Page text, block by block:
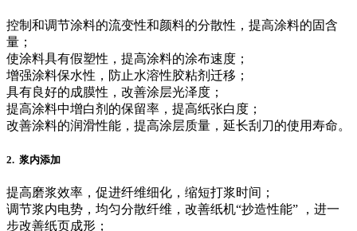
控制和调节涂料的流变性和颜料的分散性，提高涂料的固含
量；
使涂料具有假塑性，提高涂料的涂布速度；
增强涂料保水性，防止水溶性胶粘剂迁移；
具有良好的成膜性，改善涂层光泽度；
提高涂料中增白剂的保留率，提高纸张白度；
改善涂料的润滑性能，提高涂层质量，延长刮刀的使用寿命。
2. 浆内添加
提高磨浆效率，促进纤维细化，缩短打浆时间；
调节浆内电势，均匀分散纤维，改善纸机“抄造性能” ，进一
步改善纸页成形；